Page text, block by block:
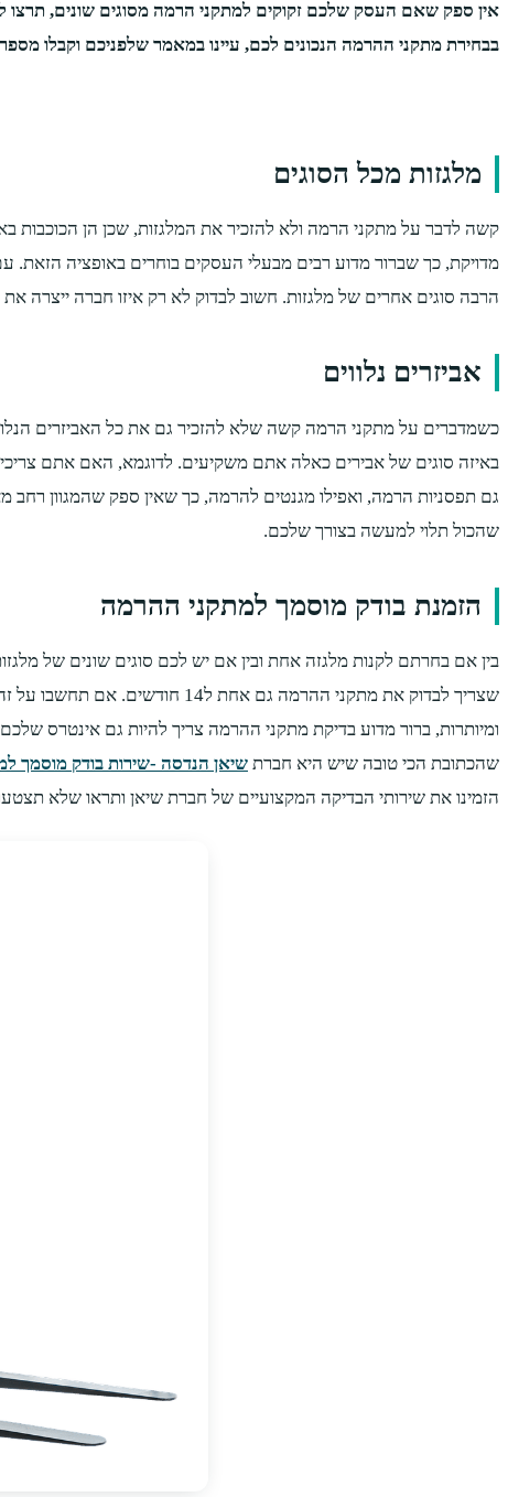
אין ספק שאם העסק שלכם זקוקים למתקני הרמה מסוגים שונים,
בבחירת מתקני ההרמה הנכונים לכם, עיינו במאמר שלפניכם וקבלו
מלגזות מכל הסוגים
קשה לדבר על מתקני הרמה ולא להזכיר את המלגזות, שכן הן הכוכבות
מדויקת, כך שברור מדוע רבים מבעלי העסקים בוחרים באופציה הזאת.
הרבה סוגים אחרים של מלגזות. חשוב לבדוק לא רק איזו חברה ייצרה
אביזרים נלווים
כשמדברים על מתקני הרמה קשה שלא להזכיר גם את כל האביזרים
באיזה סוגים של אבירים כאלה אתם משקיעים. לדוגמא, האם אתם
גם תפסניות הרמה, ואפילו מגנטים להרמה, כך שאין ספק שהמגוון רחב
שהכול תלוי למעשה בצורך שלכם.
הזמנת בודק מוסמך למתקני ההרמה
בין אם בחרתם לקנות מלגזה אחת ובין אם יש לכם סוגים שונים של
שצריך לבדוק את מתקני ההרמה
ומיותרות, ברור מדוע בדיקת מתקני ההרמה צריך להיות גם אינטרס
שהכתובת הכי טובה שיש היא חברת שיאן הנדסה -שירות בודק מוסמך
הזמינו את שירותי הבדיקה המקצועיים של חברת שיאן ותראו שלא